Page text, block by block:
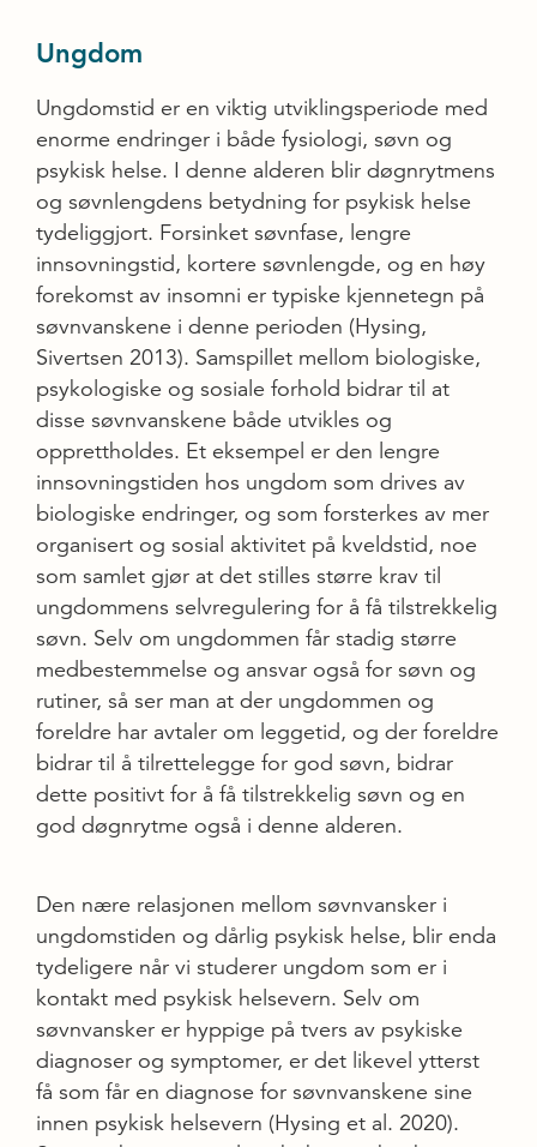
Ungdom
Ungdomstid er en viktig utviklingsperiode med
enorme endringer i både fysiologi, søvn og
psykisk helse. I denne alderen blir døgnrytmens
og søvnlengdens betydning for psykisk helse
tydeliggjort. Forsinket søvnfase, lengre
innsovningstid, kortere søvnlengde, og en høy
forekomst av insomni er typiske kjennetegn på
søvnvanskene i denne perioden (Hysing,
Sivertsen 2013). Samspillet mellom biologiske,
psykologiske og sosiale forhold bidrar til at
disse søvnvanskene både utvikles og
opprettholdes. Et eksempel er den lengre
innsovningstiden hos ungdom som drives av
biologiske endringer, og som forsterkes av mer
organisert og sosial aktivitet på kveldstid, noe
som samlet gjør at det stilles større krav til
ungdommens selv­regulering for å få tilstrekkelig
søvn. Selv om ungdommen får stadig større
medbestemmelse og ansvar også for søvn og
rutiner, så ser man at der ungdommen og
foreldre har avtaler om leggetid, og der foreldre
bidrar til å tilrettelegge for god søvn, bidrar
dette positivt for å få tilstrekkelig søvn og en
god døgnrytme også i denne alderen.
Den nære relasjonen mellom søvnvansker i
ungdomstiden og dårlig psykisk helse, blir enda
tydeligere når vi studerer ungdom som er i
kontakt med psykisk helsevern. Selv om
søvnvansker er hyppige på tvers av psykiske
diagnoser og symptomer, er det likevel ytterst
få som får en diagnose for søvnvanskene sine
innen psykisk helsevern (Hysing et al. 2020).